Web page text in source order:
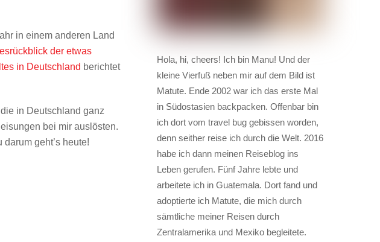
in einem anderen Land
der etwas
in Deutschland berichtet
in Deutschland ganz
bei mir auslösten.
darum geht’s heute!
Hola, hi, cheers! Ich bin Manu! Und der
kleine Vierfuß neben mir auf dem Bild ist
Matute. Ende 2002 war ich das erste Mal
in Südostasien backpacken. Offenbar bin
ich dort vom travel bug gebissen worden,
denn seither reise ich durch die Welt. 2016
habe ich dann meinen Reiseblog ins
Leben gerufen. Fünf Jahre lebte und
arbeitete ich in Guatemala. Dort fand und
adoptierte ich Matute, die mich durch
sämtliche meiner Reisen durch
Zentralamerika und Mexiko begleitete.